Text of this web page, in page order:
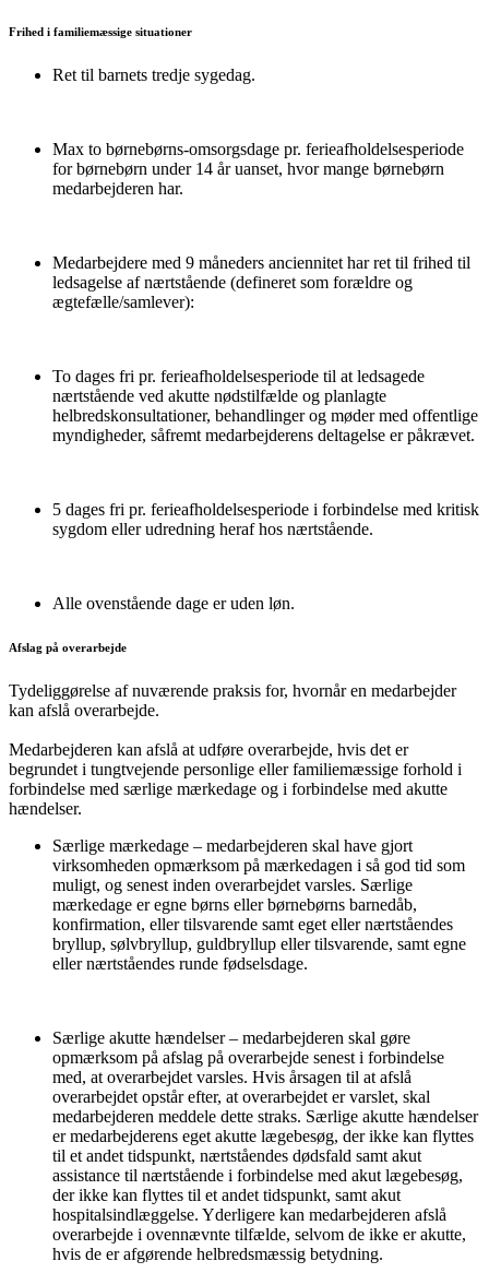
Frihed i familiemæssige situationer
Ret til barnets tredje sygedag.
Max to børnebørns-omsorgsdage pr. ferieafholdelsesperiode
for børnebørn under 14 år uanset, hvor mange børnebørn
medarbejderen har.
Medarbejdere med 9 måneders anciennitet har ret til frihed til
ledsagelse af nærtstående (defineret som forældre og
ægtefælle/samlever):
To dages fri pr. ferieafholdelsesperiode til at ledsagede
nærtstående ved akutte nødstilfælde og planlagte
helbredskonsultationer, behandlinger og møder med offentlige
myndigheder, såfremt medarbejderens deltagelse er påkrævet.
5 dages fri pr. ferieafholdelsesperiode i forbindelse med kritisk
sygdom eller udredning heraf hos nærtstående.
Alle ovenstående dage er uden løn.
Afslag på overarbejde
Tydeliggørelse af nuværende praksis for, hvornår en medarbejder
kan afslå overarbejde.
Medarbejderen kan afslå at udføre overarbejde, hvis det er
begrundet i tungtvejende personlige eller familiemæssige forhold i
forbindelse med særlige mærkedage og i forbindelse med akutte
hændelser.
Særlige mærkedage – medarbejderen skal have gjort
virksomheden opmærksom på mærkedagen i så god tid som
muligt, og senest inden overarbejdet varsles. Særlige
mærkedage er egne børns eller børnebørns barnedåb,
konfirmation, eller tilsvarende samt eget eller nærtståendes
bryllup, sølvbryllup, guldbryllup eller tilsvarende, samt egne
eller nærtståendes runde fødselsdage.
Særlige akutte hændelser – medarbejderen skal gøre
opmærksom på afslag på overarbejde senest i forbindelse
med, at overarbejdet varsles. Hvis årsagen til at afslå
overarbejdet opstår efter, at overarbejdet er varslet, skal
medarbejderen meddele dette straks. Særlige akutte hændelser
er medarbejderens eget akutte lægebesøg, der ikke kan flyttes
til et andet tidspunkt, nærtståendes dødsfald samt akut
assistance til nærtstående i forbindelse med akut lægebesøg,
der ikke kan flyttes til et andet tidspunkt, samt akut
hospitalsindlæggelse. Yderligere kan medarbejderen afslå
overarbejde i ovennævnte tilfælde, selvom de ikke er akutte,
hvis de er afgørende helbredsmæssig betydning.